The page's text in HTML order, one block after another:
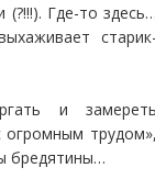
Где-то
и
огромным
бредятины…